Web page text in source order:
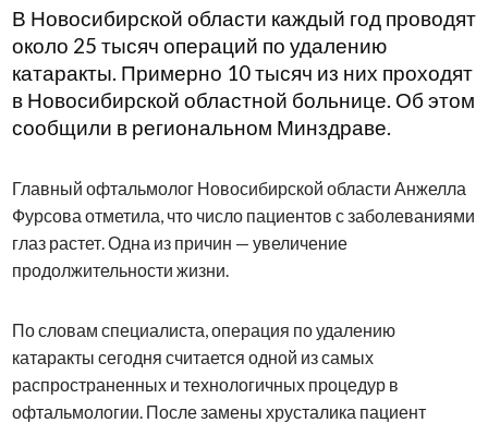
В Новосибирской области каждый год проводят
около 25 тысяч операций по удалению
катаракты. Примерно 10 тысяч из них проходят
в Новосибирской областной больнице. Об этом
сообщили в региональном Минздраве.
Главный офтальмолог Новосибирской области Анжелла
Фурсова отметила, что число пациентов с заболеваниями
глаз растет. Одна из причин — увеличение
продолжительности жизни.
По словам специалиста, операция по удалению
катаракты сегодня считается одной из самых
распространенных и технологичных процедур в
офтальмологии. После замены хрусталика пациент